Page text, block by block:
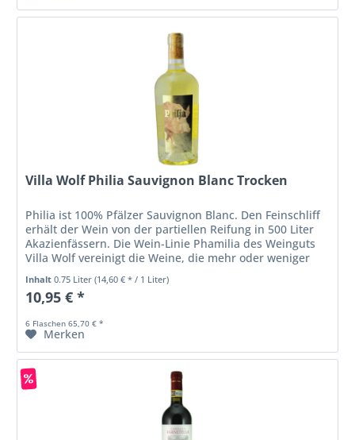
Villa Wolf Philia Sauvignon Blanc Trocken
Philia ist 100% Pfälzer Sauvignon Blanc. Den Feinschliff
erhält der Wein von der partiellen Reifung in 500 Liter
Akazienfässern. Die Wein-Linie Phamilia des Weinguts
Villa Wolf vereinigt die Weine, die mehr oder weniger
stark durch...
Inhalt0.75 Liter(14,60 € * / 1 Liter)
10,95 € *
6 Flaschen 65,70 € *
Merken